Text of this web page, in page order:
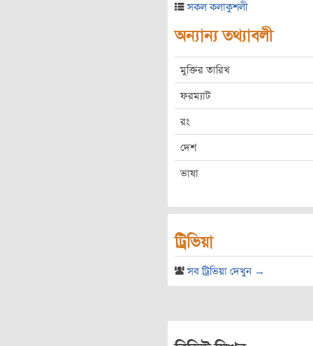
সকল কলাকুশলী
অন্যান্য তথ্যাবলী
মুক্তির তারিখ
ফরম্যাট
রং
দেশ
ভাষা
ট্রিভিয়া
সব ট্রিভিয়া দেখুন →